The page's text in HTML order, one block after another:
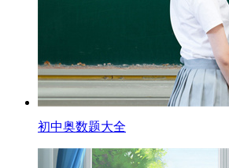
初中奥数题大全